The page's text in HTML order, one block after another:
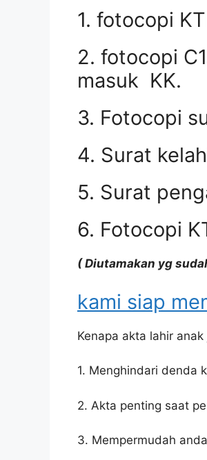
1. fotocopi
2. fotocopi
masuk KK.
3. Fotocopi
4. Surat
5. Surat
6. Fotocopi
( Diutamakan yg
kami siap
Kenapa akta lahir
1. Menghindari denda
2. Akta penting saat
3. Mempermudah